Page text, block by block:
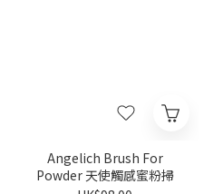
Angelich Brush For
Powder 天使觸感蜜粉掃